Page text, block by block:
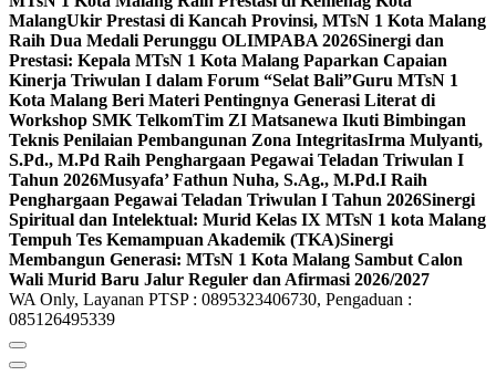
MalangUkir Prestasi di Kancah Provinsi, MTsN 1 Kota Malang
Raih Dua Medali Perunggu OLIMPABA 2026Sinergi dan
Prestasi: Kepala MTsN 1 Kota Malang Paparkan Capaian
Kinerja Triwulan I dalam Forum “Selat Bali”Guru MTsN 1
Kota Malang Beri Materi Pentingnya Generasi Literat di
Workshop SMK TelkomTim ZI Matsanewa Ikuti Bimbingan
Teknis Penilaian Pembangunan Zona IntegritasIrma Mulyanti,
S.Pd., M.Pd Raih Penghargaan Pegawai Teladan Triwulan I
Tahun 2026Musyafa’ Fathun Nuha, S.Ag., M.Pd.I Raih
Penghargaan Pegawai Teladan Triwulan I Tahun 2026Sinergi
Spiritual dan Intelektual: Murid Kelas IX MTsN 1 kota Malang
Tempuh Tes Kemampuan Akademik (TKA)Sinergi
Membangun Generasi: MTsN 1 Kota Malang Sambut Calon
Wali Murid Baru Jalur Reguler dan Afirmasi 2026/2027
WA Only, Layanan PTSP : 0895323406730, Pengaduan :
085126495339